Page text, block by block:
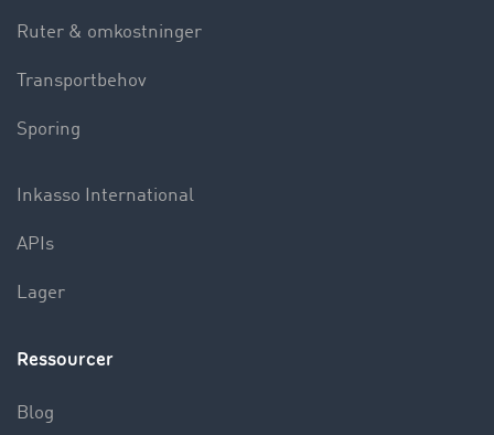
Ruter & omkostninger
Transportbehov
Sporing
Inkasso International
APIs
Lager
Ressourcer
Blog